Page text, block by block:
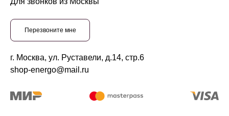
Перезвоните мне
г. Москва, ул. Руставели, д.14, стр.6
shop-energo@mail.ru